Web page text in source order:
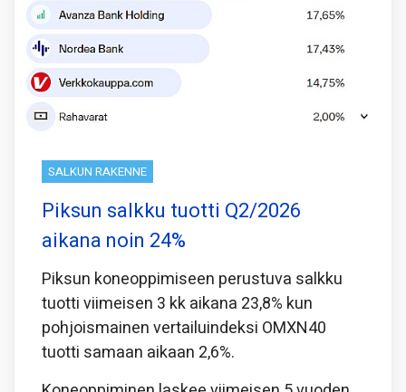
SALKUN RAKENNE
Piksun salkku tuotti Q2/2026
aikana noin 24%
Piksun koneoppimiseen perustuva salkku
tuotti viimeisen 3 kk aikana 23,8% kun
pohjoismainen vertailuindeksi OMXN40
tuotti samaan aikaan 2,6%.